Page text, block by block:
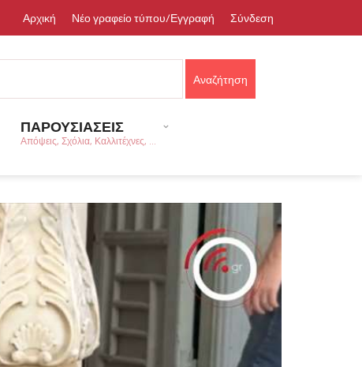
Αρχική Νέο γραφείο τύπου/Εγγραφή Σύνδεση
ΠΑΡΟΥΣΙΑΣΕΙΣ
Απόψεις, Σχόλια, Καλλιτέχνες, ...